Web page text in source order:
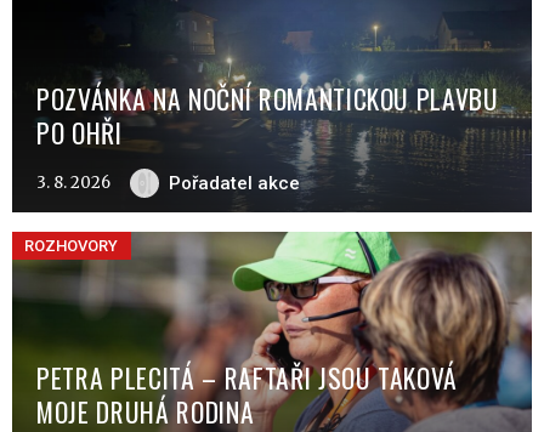
POZVÁNKA NA NOČNÍ ROMANTICKOU PLAVBU
PO OHŘI
3. 8. 2026 Pořadatel akce
ROZHOVORY
PETRA PLECITÁ – RAFTAŘI JSOU TAKOVÁ
MOJE DRUHÁ RODINA